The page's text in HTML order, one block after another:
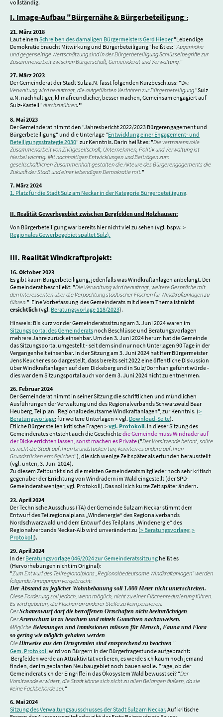
vollständig.
I. Image-Aufbau "Bürgernähe & Bürgerbeteiligung":
21. März 2018
Laut einem Schreiben des damaligen Bürgermeisters Gerd Hieber "Lebendige
Demokratie braucht Mitwirkung und Bürgerbeteiligung" heißt es: "Augenhöhe
und gegenseitige Wertschätzung sind in der Bürgerbeteiligung Schlüsselbegriffe zur
Zusammenarbeit zwischen Bürgerschaft, Gemeinderat und Verwaltung."
27. März 2023
Der Gemeinderat der Stadt Sulz a.N. fasst folgenden Kurzbeschluss: "Die
Verwaltung wird beauftragt, die aufgeführten Verfahren zur Bürgerbeteiligung "Sulz
a.N. nachhaltiger, klimafreundlicher, besser machen, Gemeinsam engagiert auf
Sulz-Kastell"durchzuführen."
8. Mai 2023
Der Gemeinderat nimmt den "Jahresbericht 2022/2023 Bürgerengagement und
Bürgerbeteiligung" und die Unterlage "Entwicklung einer Engagement- und
Beteiligungsstrategie 2030" zur Kenntnis. Darin heißt es: "Die vertrauensvolle
Zusammenarbeit von Zivilgesellschaft, Unternehmen, Politik und Verwaltung ist
hierbei wichtig. Mit nachhaltigen Entwicklungen und Beiträgen zum
gesellschaftlichen Zusammenhalt gestalten die Akteure des Bürgerengagements die
Zukunft der Stadt und einer lebendigen Demokratie mit. "
7. März 2024
1. Platz für die Stadt Sulz am Neckar in der Kategorie Bürgerbeteiligung.
II. Realität Gewerbegebiet zwischen Bergfelden und Holzhausen:
Von Bürgerbeteiligung war bereits hier nicht viel zu sehen (vgl. bspw. >
Regionales Gewerbegebiet spaltet Sulz).
III. Realität Windkraftprojekt:
16. Oktober 2023
Es gibt kaum Bürgerbeteiligung, jedenfalls was Windkraftanlagen anbelangt. Der
Gemeinderat beschließt: "Die Verwaltung wird beauftragt, weitere Gespräche mit
den Interessenten über die Verpachtung städtischer Flächen für Windkraftanlagen zu
führen. " Eine Vorbefassung des Gemeinderats mit diesem Thema istnicht
ersichtlich (vgl. Beratungsvorlage 118/2023).
Hinweis: Bis kurz vor der Gemeinderatssitzung am 3. Juni 2024 waren im
Sitzungsportal des Gemeinderats noch Beschlüsse und Beratungsvorlagen
mehrere Jahre zurück einsehbar. Um den 3. Juni 2024 herum hat die Gemeinde
das Sitzungsportal umgestellt - seit dem sind nur noch Unterlagen 90 Tage in der
Vergangenheit einsehbar. In der Sitzung am 3. Juni 2024 hat Herr Bürgermeister
Jens Keucher es so dargestellt, dass bereits seit 2022 eine öffentliche Diskussion
über Windkraftanlagen auf dem Dickeberg und in Sulz/Dornhan geführt würde -
dies war dem Sitzungsportal auch vor dem 3. Juni 2024 nicht zu entnehmen.
26. Februar 2024
Der Gemeinderat nimmt in seiner Sitzung die schriftlichen und mündlichen
Ausführungen der Verwaltung und des Regionalverbands Schwarzwald Baar
Heuberg, Teilplan "Regionalbedeutsame Windkraftanlagen", zur Kenntnis. (>
Beratungsvorlage; für weitere Unterlagen > vgl. Download-Seite).
Etliche Bürger stellen kritische Fragen >vgl. Protokoll. In dieser Sitzung des
Gemeinderates entsteht auch die Geschichtedie Gemeinde muss Windräder auf
der Dicke errichten lassen, sonst machen es Private ("Der Vorsitzende betont, sollte
es nicht die Stadt auf ihren Grundstücken tun, könnten es andere auf ihren
Grundstücken ermöglichen"), die sich wenige Zeit später als erfunden herausstellt
(vgl. unten, 3. Juni 2024).
Zu diesem Zeitpunkt sind die meisten Gemeinderatsmitglieder noch sehr kritisch
gegenüber der Errichtung von Windrädern im Wald eingestellt (der SPD-
Gemeinderat weniger; vgl. Protokoll). Das soll sich kurze Zeit später ändern.
23. April 2024
Der Technische Ausschuss (TA) der Gemeinde Sulz am Neckar stimmt dem
Entwurf des Teilregionalplans „Windenergie“ des Regionalverbands
Nordschwarzwald und dem Entwurf des Teilplans „Windenergie“ des
Regionalverbands Neckar-Alb wird unverändert zu (> Beratungsvorlage; >
Protokoll).
29. April 2024
In derBeratungsvorlage 046/2024 zur Gemeinderatssitzung heißt es
(Hervorhebungen nicht im Original):
"Zum Entwurf des Teilregionalplans „Regionalbedeutsame Windkraftanlagen“ werden
folgende Anregungen vorgebracht:
Der Abstand zu jeglicher Wohnbebauung soll 1.000 Meter nicht unterschreiten.
Diese Forderung soll jedoch, wenn möglich, nicht zu einer Flächenreduzierung führen.
Es wird gebeten, die Flächen an anderer Stelle zu kompensieren.
DerSchattenwurf darf die betroffenen Ortschaften nicht beeinträchtigen
DerArtenschutz ist zu beachten und mittels Gutachten nachzuweisen.
Mögliche Belastungen und Immissionen müssen für Mensch, Fauna und Flora
so gering wie möglich gehalten werden
DieHinweise aus den Ortsgremien sind entsprechend zu beachten "
Gem. Protokoll wird von Bürgern in der Bürgerfragestunde aufgebracht:
Bergfelden werde an Attraktivität verlieren, es werde sich kaum noch jemand
finden, der im geplanten Neubaugebiet noch bauen wolle. Frage, ob der
Gemeinderat sich der Eingriffe in das Ökosystem Wald bewusst sei? "Der
Vorsitzende erwidert, die Stadt könne sich nicht zu allen Belangen äußern, da sie
keine Fachbehörde sei. "
6. Mai 2024
Sitzung des Verwaltungsausschusses der Stadt Sulz am Neckar. Auf kritische